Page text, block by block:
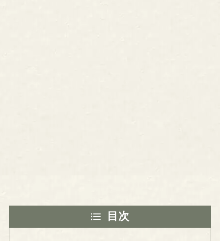
目次